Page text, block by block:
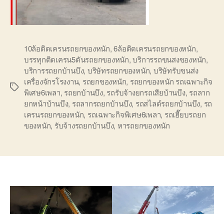
Tags
10ล้อติดเครนรถยกของหนัก,6ล้อติดเครนรถยกของหนัก,
บรรทุกติดเครน5ตันรถยกของหนัก,บริการรถขนสงของหนัก,
บริการรถยกบ้านบึง, บริษัทรถยกของหนัก, บริษัทรับขนส่ง
เครื่องจักรโรงงาน, รถยกของหนัก, รถยกของหนัก รถเฉพาะกิจ
พิเศษ6เพลา, รถยกบ้านบึง, รถรับจ้างยกรถเสียบ้านบึง, รถลาก
ยกหน้าบ้านบึง, รถลากรถยกบ้านบึง, รถสไลด์รถยกบ้านบึง, รถ
เครนรถยกของหนัก, รถเฉพาะกิจพิเศษ6เพลา, รถเฮี๊ยบรถยก
ของหนัก, รับจ้างรถยกบ้านบึง, หารถยกของหนัก